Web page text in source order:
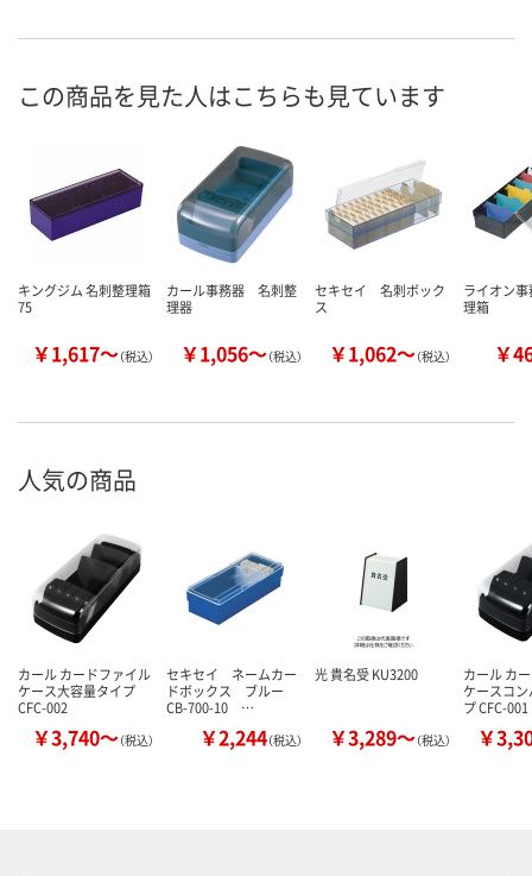
この商品を見た人はこちらも見ています
キングジム 名刺整理箱
75
￥1,617～（税込）
カール事務器 名刺整
理器
￥1,056～（税込）
セキセイ 名刺ボック
ス
￥1,062～（税込）
ライオン
理箱
￥
人気の商品
カール カードファイル
ケース大容量タイプ
CFC-002
￥3,740～（税込）
セキセイ ネームカー
ドボックス ブルー
CB-700-10 …
￥2,244（税込）
光 貴名受 KU3200
￥3,289～（税込）
カール カ
ケースコ
プ CFC-001
￥